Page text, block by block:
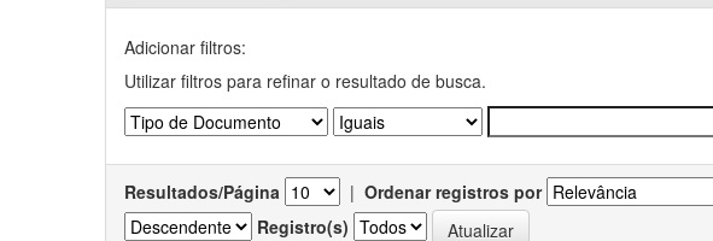
Adicionar filtros:
Utilizar filtros para refinar o resultado de busca.
Resultados/Página | Ordenar registros por
Registro(s)